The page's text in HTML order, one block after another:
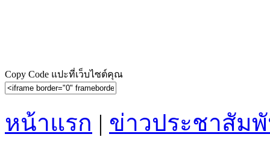
Copy Code แปะที่เว็บไซต์คุณ
หน้าแรก | ข่าวประชาสัม